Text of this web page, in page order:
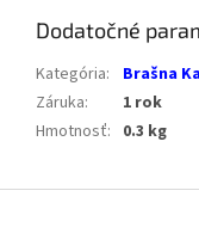
Dodatočné
Kategória:
Brašna
Záruka:
1 rok
Hmotnosť: 0.3 kg